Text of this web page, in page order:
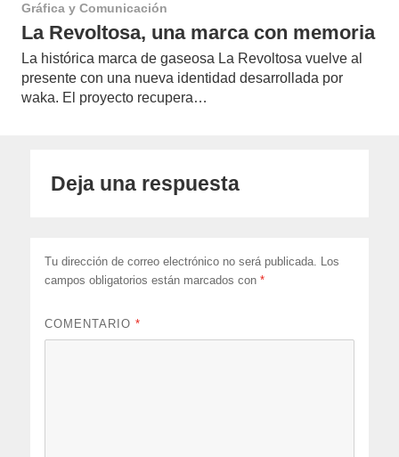
Gráfica y Comunicación
La Revoltosa, una marca con memoria
La histórica marca de gaseosa La Revoltosa vuelve al
presente con una nueva identidad desarrollada por
waka. El proyecto recupera…
Deja una respuesta
Tu dirección de correo electrónico no será publicada. Los
campos obligatorios están marcados con*
COMENTARIO*